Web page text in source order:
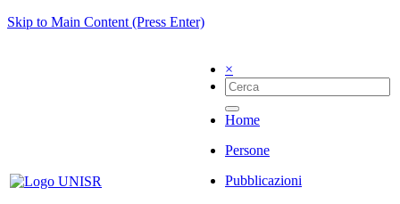
Skip to Main Content (Press Enter)
×
Home
Persone
Pubblicazioni